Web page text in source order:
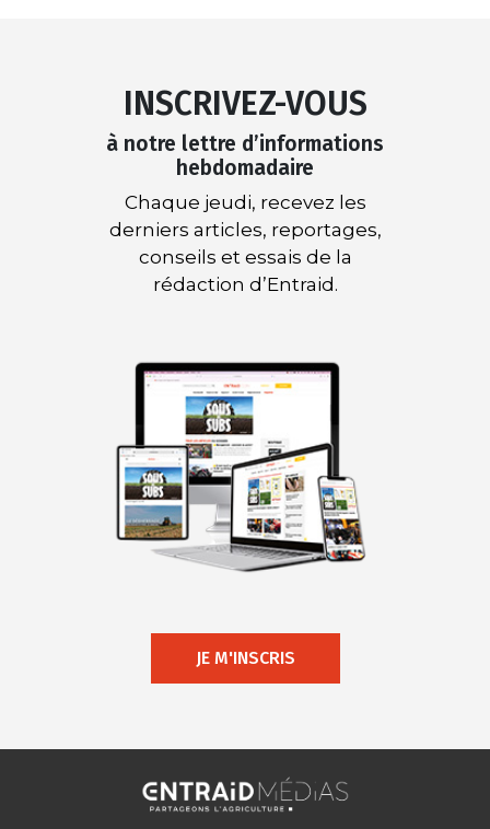
INSCRIVEZ-VOUS
à notre lettre d’informations
hebdomadaire
Chaque jeudi, recevez les
derniers articles, reportages,
conseils et essais de la
rédaction d’Entraid.
JE M'INSCRIS